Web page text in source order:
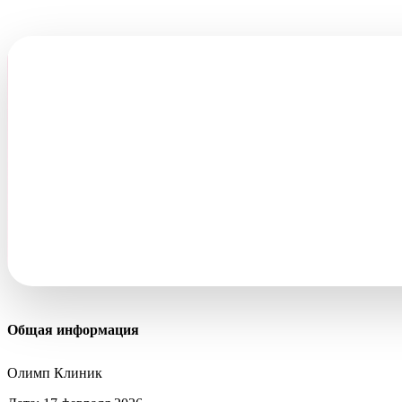
Сотрудничество с «Олимп Клиник» стало для нас
выстроили для холдинга надёжную,
Общая информация
Олимп Клиник